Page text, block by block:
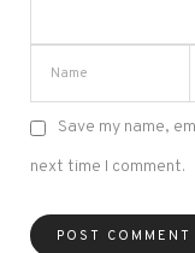
Save my name,
next time I comment.